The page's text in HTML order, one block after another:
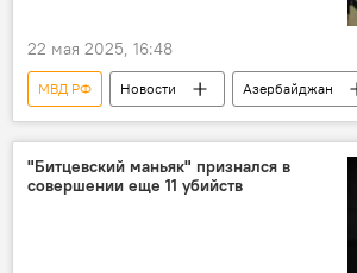
22 мая 2025, 16:48
МВД РФ Новости
Азербайджан
СНГ
Миграция
Председатель
Законодательство
Россия
"Битцевский маньяк" признался в
совершении еще 11 убийств